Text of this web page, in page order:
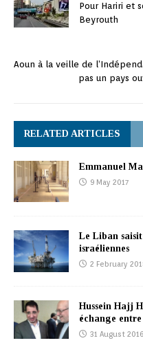
Pour Hariri et
Beyrouth
Aoun à la veille de
pas un pays
RELATED ARTICLES
Emmanuel
9 May 2017
Le Liban saisit
israéliennes
2 February
Hussein Hajj
échange
31 August 2016